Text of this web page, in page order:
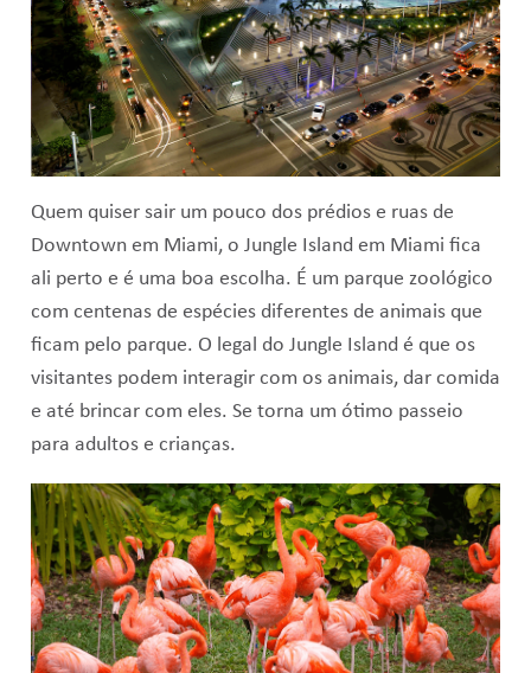
Quem quiser sair um pouco dos prédios e ruas de
Downtown em Miami, o Jungle Island em Miami fica
ali perto e é uma boa escolha. É um parque zoológico
com centenas de espécies diferentes de animais que
ficam pelo parque. O legal do Jungle Island é que os
visitantes podem interagir com os animais, dar comida
e até brincar com eles. Se torna um ótimo passeio
para adultos e crianças.